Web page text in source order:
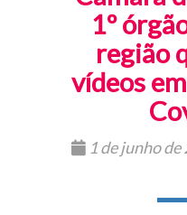
1º
região
vídeos
1 de junho de